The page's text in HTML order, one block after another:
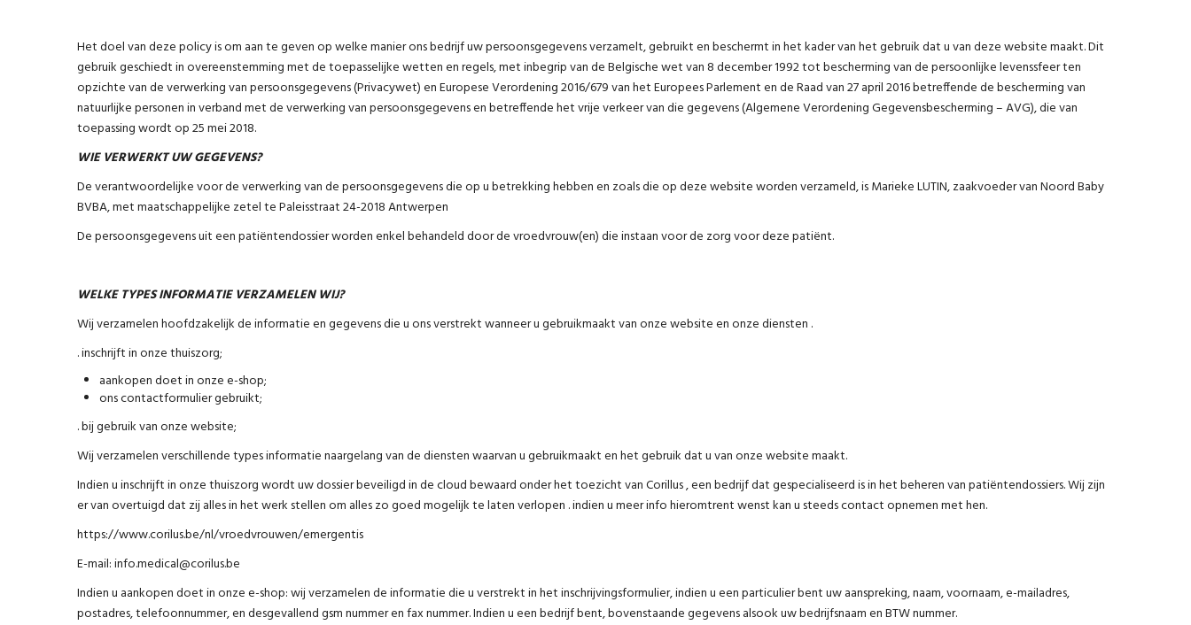
Het doel van deze policy is om aan te geven op welke manier ons bedrijf uw persoonsgegevens verzamelt, gebruikt en beschermt in het kader van het gebruik dat u van deze website maakt. Dit
gebruik geschiedt in overeenstemming met de toepasselijke wetten en regels, met inbegrip van de Belgische wet van 8 december 1992 tot bescherming van de persoonlijke levenssfeer ten
opzichte van de verwerking van persoonsgegevens (Privacywet) en Europese Verordening 2016/679 van het Europees Parlement en de Raad van 27 april 2016 betreffende de bescherming van
natuurlijke personen in verband met de verwerking van persoonsgegevens en betreffende het vrije verkeer van die gegevens (Algemene Verordening Gegevensbescherming – AVG), die van
toepassing wordt op 25 mei 2018.
WIE VERWERKT UW GEGEVENS?
De verantwoordelijke voor de verwerking van de persoonsgegevens die op u betrekking hebben en zoals die op deze website worden verzameld, is Marieke LUTIN, zaakvoeder van Noord Baby
BVBA, met maatschappelijke zetel te Paleisstraat 24-2018 Antwerpen
De persoonsgegevens uit een patiëntendossier worden enkel behandeld door de vroedvrouw(en) die instaan voor de zorg voor deze patiënt.
WELKE TYPES INFORMATIE VERZAMELEN WIJ?
Wij verzamelen hoofdzakelijk de informatie en gegevens die u ons verstrekt wanneer u gebruikmaakt van onze website en onze diensten .
. inschrijft in onze thuiszorg;
aankopen doet in onze e-shop;
ons contactformulier gebruikt;
. bij gebruik van onze website;
Wij verzamelen verschillende types informatie naargelang van de diensten waarvan u gebruikmaakt en het gebruik dat u van onze website maakt.
Indien u inschrijft in onze thuiszorg wordt uw dossier beveiligd in de cloud bewaard onder het toezicht van Corillus , een bedrijf dat gespecialiseerd is in het beheren van patiëntendossiers. Wij zijn
er van overtuigd dat zij alles in het werk stellen om alles zo goed mogelijk te laten verlopen . indien u meer info hieromtrent wenst kan u steeds contact opnemen met hen.
https://www.corilus.be/nl/vroedvrouwen/emergentis
E-mail: info.medical@corilus.be
Indien u aankopen doet in onze e-shop: wij verzamelen de informatie die u verstrekt in het inschrijvingsformulier, indien u een particulier bent uw aanspreking, naam, voornaam, e-mailadres,
postadres, telefoonnummer, en desgevallend gsm nummer en fax nummer. Indien u een bedrijf bent, bovenstaande gegevens alsook uw bedrijfsnaam en BTW nummer.